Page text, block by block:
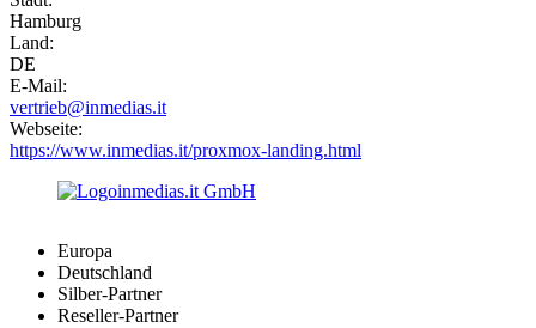
Hamburg
Land:
DE
E-Mail:
vertrieb@inmedias.it
Webseite:
https://www.inmedias.it/proxmox-landing.html
Europa
Deutschland
Silber-Partner
Reseller-Partner